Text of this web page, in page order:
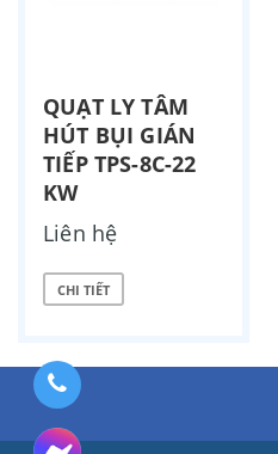
QUẠT LY TÂM
HÚT BỤI GIÁN
TIẾP TPS-8C-22
KW
Liên hệ
CHI TIẾT